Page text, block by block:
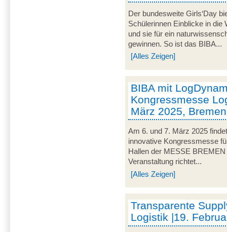
Der bundesweite Girls‘Day
Schülerinnen Einblicke in die
und sie für ein
gewinnen. So ist das BIBA...
[Alles Zeigen]
BIBA mit
Kongressmesse
März 2025, Bremen
Am 6. und 7. März 2025
innovative Kongressmesse
Hallen der MESSE
Veranstaltung richtet...
[Alles Zeigen]
Transparente
Logistik |19.